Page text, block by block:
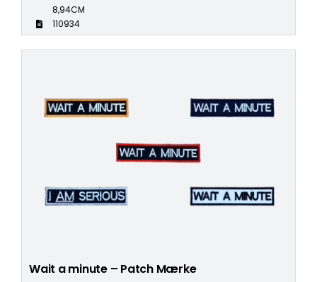
8,94CM
110934
Wait a minute – Patch Mærke